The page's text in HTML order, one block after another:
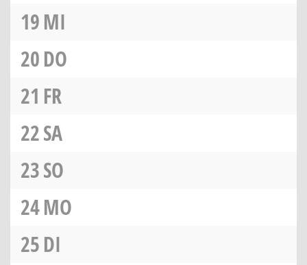
19MI
20DO
21 FR
22SA
23SO
24MO
25DI